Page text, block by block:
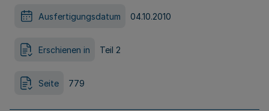
Ausfertigungsdatum 04.10.2010
Erschienen in Teil 2
Seite 779